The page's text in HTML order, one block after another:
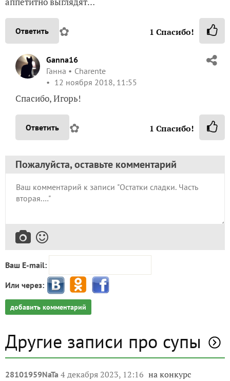
Ответить ✿ 1 Спасибо!
Ganna16
Ганна
Charente
12 ноября 2018, 11:55
Спасибо, Игорь!
Ответить ✿ 1 Спасибо!
Пожалуйста, оставьте комментарий
Ваш E-mail:
Или через:
добавить комментарий
Другие записи про супы
28101959NaTa 4 декабря 2023, 12:16 на конкурс